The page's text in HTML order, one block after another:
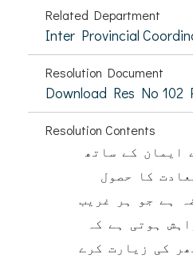
Related Department
Inter Provincial
Resolution Document
Download Res No 102
Resolution Contents
ایمان کے ساتھ
کا حصول
ہے جو ہر غریب
ہوتی ہے کہ
کی زیارت کرے